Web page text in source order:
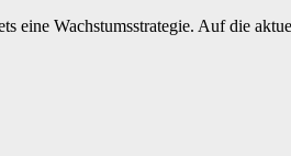
eine Wachstumsstrategie. Auf die